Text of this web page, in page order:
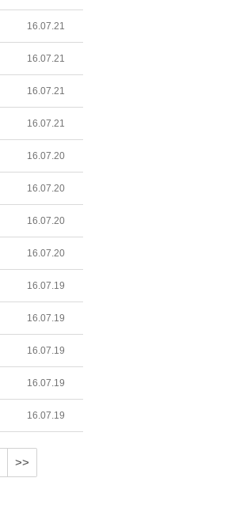
16.07.21
16.07.21
16.07.21
16.07.21
16.07.20
16.07.20
16.07.20
16.07.20
16.07.19
16.07.19
16.07.19
16.07.19
16.07.19
>>